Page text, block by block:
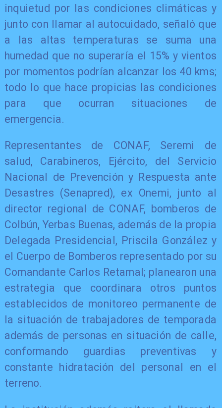
inquietud por las condiciones climáticas y
junto con llamar al autocuidado, señaló que
a las altas temperaturas se suma una
humedad que no superaría el 15% y vientos
por momentos podrían alcanzar los 40 kms;
todo lo que hace propicias las condiciones
para que ocurran situaciones de
emergencia.
Representantes de CONAF, Seremi de
salud, Carabineros, Ejército, del Servicio
Nacional de Prevención y Respuesta ante
Desastres (Senapred), ex Onemi, junto al
director regional de CONAF, bomberos de
Colbún, Yerbas Buenas, además de la propia
Delegada Presidencial, Priscila González y
el Cuerpo de Bomberos representado por su
Comandante Carlos Retamal; planearon una
estrategia que coordinara otros puntos
establecidos de monitoreo permanente de
la situación de trabajadores de temporada
además de personas en situación de calle,
conformando guardias preventivas y
constante hidratación del personal en el
terreno.